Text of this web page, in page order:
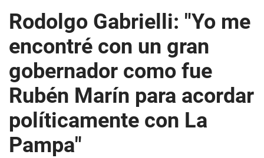
Rodolgo Gabrielli: "Yo me
encontré con un gran
gobernador como fue
Rubén Marín para acordar
políticamente con La
Pampa"